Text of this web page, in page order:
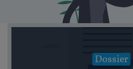
Dossier